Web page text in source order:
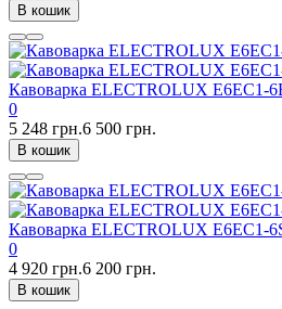
В кошик
Кавоварка ELECTROLUX E6EC1-
0
5 248 грн.6 500 грн.
В кошик
Кавоварка ELECTROLUX E6EC1-
0
4 920 грн.6 200 грн.
В кошик